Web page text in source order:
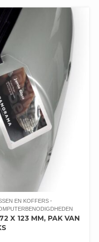
EN KOFFERS
X 123 MM, PAK VAN